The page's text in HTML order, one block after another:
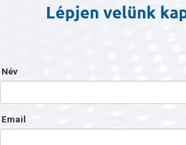
Lépjen velünk
Név
Email